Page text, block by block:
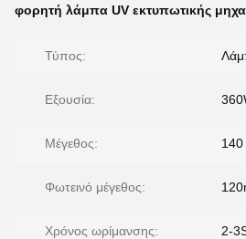
φορητή λάμπα UV εκτυπωτικής
Τύπος:
Εξουσία:
Μέγεθος:
Φωτεινό μέγεθος:
Χρόνος ωρίμανσης: 2-